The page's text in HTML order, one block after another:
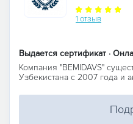
1 отзыв
Выдается сертификат ·
Компания "BEMIDAVS"
Узбекистана c 2007 года и